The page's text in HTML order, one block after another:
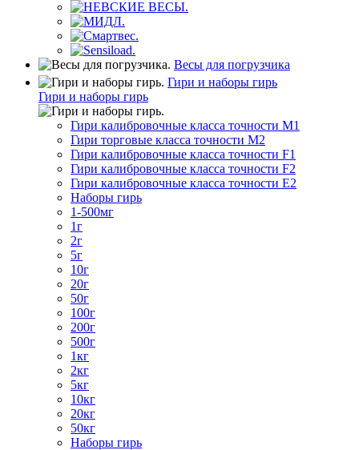
Весы для погрузчика
Гири и наборы гирь
Гири и наборы гирь
Гири калибровочные класса точности M1
Гири торговые класса точности M2
Гири калибровочные класса точности F1
Гири калибровочные класса точности F2
Гири калибровочные класса точности E2
Наборы гирь
1-500мг
1г
2г
5г
10г
20г
50г
100г
200г
500г
1кг
2кг
5кг
10кг
20кг
50кг
Наборы гирь